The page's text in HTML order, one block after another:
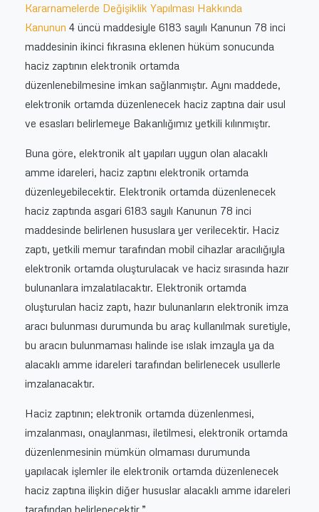
Kararnamelerde Değişiklik Yapılması Hakkında
Kanunun 4 üncü maddesiyle 6183 sayılı Kanunun 78 inci
maddesinin ikinci fıkrasına eklenen hüküm sonucunda
haciz zaptının elektronik ortamda
düzenlenebilmesine imkan sağlanmıştır. Aynı maddede,
elektronik ortamda düzenlenecek haciz zaptına dair usul
ve esasları belirlemeye Bakanlığımız yetkili kılınmıştır.
Buna göre, elektronik alt yapıları uygun olan alacaklı
amme idareleri, haciz zaptını elektronik ortamda
düzenleyebilecektir. Elektronik ortamda düzenlenecek
haciz zaptında asgari 6183 sayılı Kanunun 78 inci
maddesinde belirlenen hususlara yer verilecektir. Haciz
zaptı, yetkili memur tarafından mobil cihazlar aracılığıyla
elektronik ortamda oluşturulacak ve haciz sırasında hazır
bulunanlara imzalatılacaktır. Elektronik ortamda
oluşturulan haciz zaptı, hazır bulunanların elektronik imza
aracı bulunması durumunda bu araç kullanılmak suretiyle,
bu aracın bulunmaması halinde ise ıslak imzayla ya da
alacaklı amme idareleri tarafından belirlenecek usullerle
imzalanacaktır.
Haciz zaptının; elektronik ortamda düzenlenmesi,
imzalanması, onaylanması, iletilmesi, elektronik ortamda
düzenlenmesinin mümkün olmaması durumunda
yapılacak işlemler ile elektronik ortamda düzenlenecek
haciz zaptına ilişkin diğer hususlar alacaklı amme idareleri
tarafından belirlenecektir.”